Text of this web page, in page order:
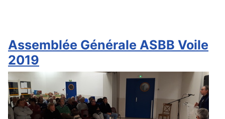
Assemblée Générale ASBB Voile
2019